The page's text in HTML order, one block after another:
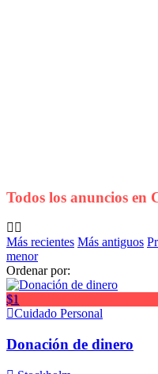
Todos los anuncios en
Más recientes Más antiguos
menor
Ordenar por:
$1
Cuidado Personal
Donación de dinero